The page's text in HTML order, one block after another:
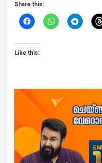
Share this:
Like this: